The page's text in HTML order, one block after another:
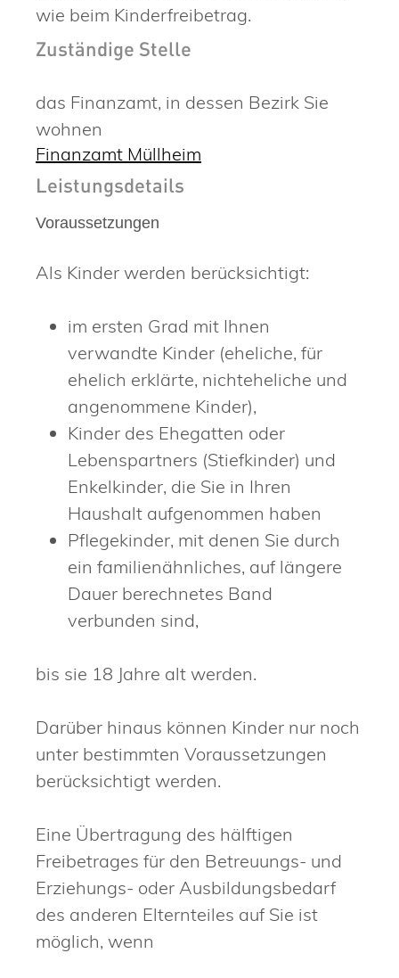
wie beim Kinderfreibetrag.
Zuständige Stelle
das Finanzamt, in dessen Bezirk Sie
wohnen
Finanzamt Müllheim
Leistungsdetails
Voraussetzungen
Als Kinder werden berücksichtigt:
im ersten Grad mit Ihnen
verwandte Kinder (eheliche, für
ehelich erklärte, nichteheliche und
angenommene Kinder),
Kinder des Ehegatten oder
Lebenspartners (Stiefkinder) und
Enkelkinder, die Sie in Ihren
Haushalt aufgenommen haben
Pflegekinder, mit denen Sie durch
ein familienähnliches, auf längere
Dauer berechnetes Band
verbunden sind,
bis sie 18 Jahre alt werden.
Darüber hinaus können Kinder nur noch
unter bestimmten Voraussetzungen
berücksichtigt werden.
Eine Übertragung des hälftigen
Freibetrages für den Betreuungs- und
Erziehungs- oder Ausbildungsbedarf
des anderen Elternteiles auf Sie ist
möglich, wenn